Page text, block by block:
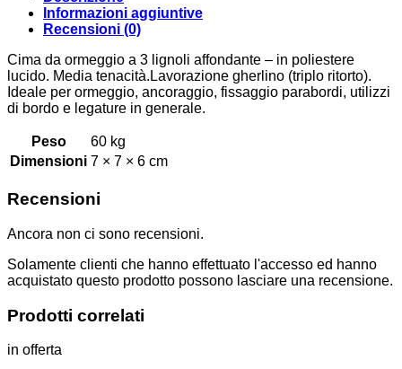
Informazioni aggiuntive
Recensioni (0)
Cima da ormeggio a 3 lignoli affondante – in poliestere
lucido. Media tenacità.Lavorazione gherlino (triplo ritorto).
Ideale per ormeggio, ancoraggio, fissaggio parabordi, utilizzi
di bordo e legature in generale.
Peso
60 kg
Dimensioni 7 × 7 × 6 cm
Recensioni
Ancora non ci sono recensioni.
Solamente clienti che hanno effettuato l'accesso ed hanno
acquistato questo prodotto possono lasciare una recensione.
Prodotti correlati
in offerta